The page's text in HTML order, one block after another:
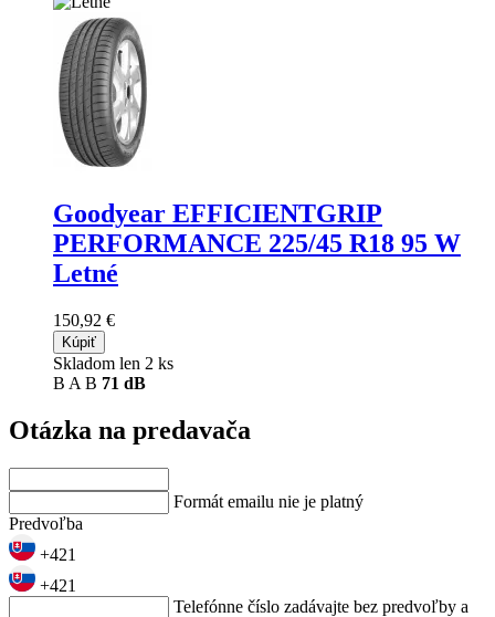
Goodyear EFFICIENTGRIP
PERFORMANCE 225/45 R18 95 W
Letné
150,92 €
Kúpiť
Skladom len 2 ks
B A B 71 dB
Otázka na predavača
Formát emailu nie je platný
Predvoľba
+421
+421
Telefónne číslo zadávajte bez predvoľby a